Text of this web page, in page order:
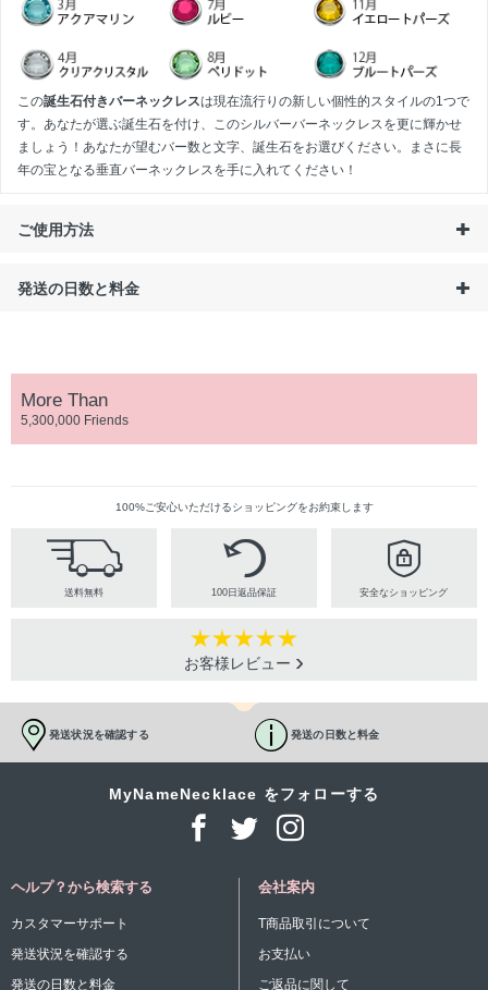
この誕生石付きバーネックレスは現在流行りの新しい個性的スタイルの1つで
す。あなたが選ぶ誕生石を付け、このシルバーバーネックレスを更に輝かせ
ましょう！あなたが望むバー数と文字、誕生石をお選びください。まさに長
年の宝となる垂直バーネックレスを手に入れてください！
ご使用方法
発送の日数と料金
More Than
5,300,000 Friends
100%ご安心いただけるショッピングをお約束します
送料無料 100日返品保証 安全なショッピング
お客様レビュー
発送状況を確認する 発送の日数と料金
MyNameNecklace をフォローする
ヘルプ？から検索する
カスタマーサポート
発送状況を確認する
発送の日数と料金
会社案内
T商品取引について
お支払い
ご返品に関して